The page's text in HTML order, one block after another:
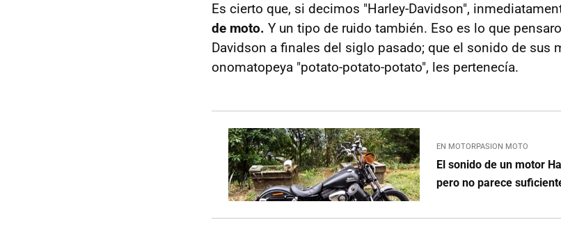
Es cierto que, si decimos "Harley-Davidson",
de moto. Y un tipo de ruido también. Eso es lo que
Davidson a finales del siglo pasado; que el sonido de sus
onomatopeya "potato-potato-potato", les pertenecía.
EN MOTORPASION MOTO
El sonido de un motor
pero no parece